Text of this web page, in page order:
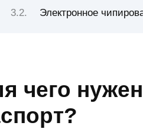
Электронное
чего